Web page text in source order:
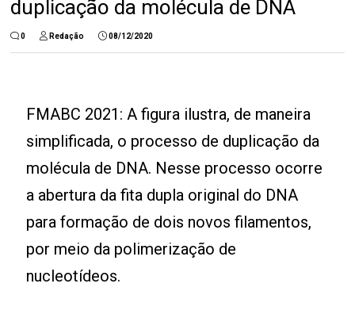
duplicação da molécula de DNA
0 Redação 08/12/2020
FMABC 2021: A figura ilustra, de maneira
simplificada, o processo de duplicação da
molécula de DNA. Nesse processo ocorre
a abertura da fita dupla original do DNA
para formação de dois novos filamentos,
por meio da polimerização de
nucleotídeos.